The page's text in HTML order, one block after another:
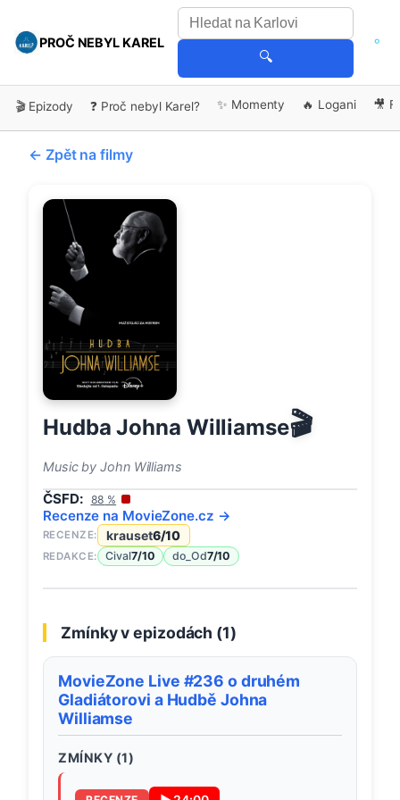
PROČ NEBYL KAREL
🔍
🎬 Epizody ❓ Proč nebyl Karel? ✨ Momenty 🔥 Logani 🎥
← Zpět na filmy
Hudba Johna Williamse🎬
Music by John Williams
ČSFD: 88 %
Recenze na MovieZone.cz →
RECENZE: krauset6/10
REDAKCE: Cival7/10 do_Od7/10
Zmínky v epizodách (1)
MovieZone Live #236 o druhém
Gladiátorovi a Hudbě Johna
Williamse
ZMÍNKY (1)